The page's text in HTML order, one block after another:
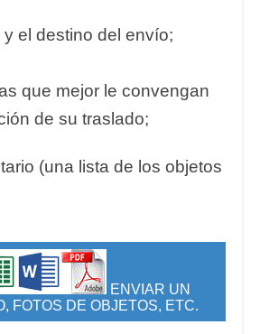
y el destino del envío;
que mejor le convengan
de su traslado;
(una lista de los objetos
ENVIAR UN
FOTOS DE OBJETOS, ETC.